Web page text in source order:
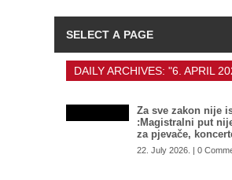
DAILY ARCHIVES: "6. APRIL
Za sve zakon nije
:Magistralni put
za pjevače,
22. July 2026. | 0